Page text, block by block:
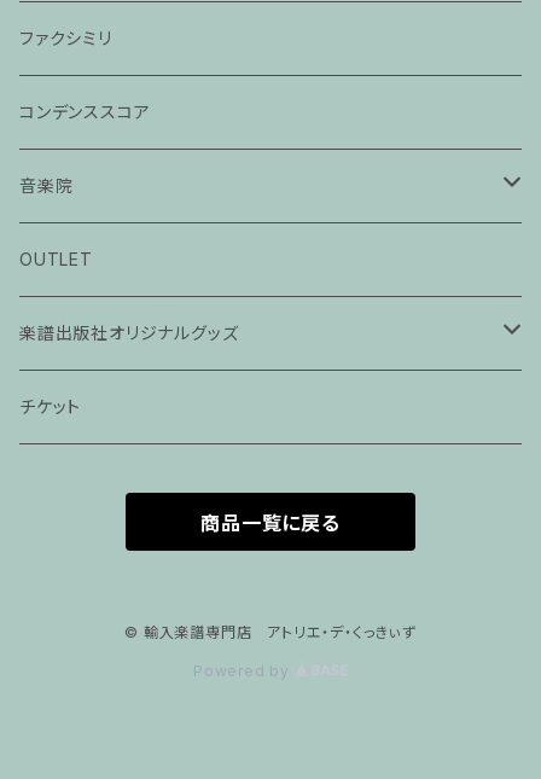
ファクシミリ
コンデンススコア
音楽院
ピアノ科３０分レッスン
ピアノ科４５分レッスン
家族割プラン
家族割適用プラン2
声楽ピアノ４５分レッスン
ヴァイオリンピアノ６０分レッスン
OUTLET
楽譜出版社オリジナルグッズ
アパレル
チケット
商品一覧に戻る
© 輸入楽譜専門店 アトリエ・デ・くっきぃず
Powered by